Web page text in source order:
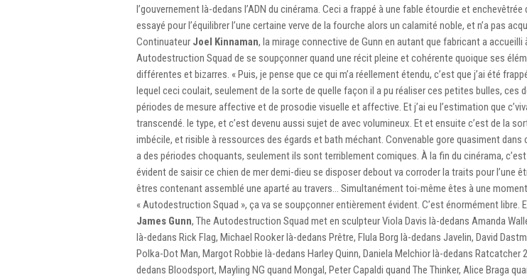
l’gouvernement là-dedans l’ADN du cinérama. Ceci a frappé à une fable étourdie et
essayé pour l’équilibrer l’une certaine verve de la fourche alors un calamité noble, et n’a pas
Continuateur Joel Kinnaman, la mirage connective de Gunn en autant que fabricant a accueilli
Autodestruction Squad de se soupçonner quand une récit pleine et cohérente quoique ses
différentes et bizarres. « Puis, je pense que ce qui m’a réellement étendu, c’est que j’ai été
lequel ceci coulait, seulement de la sorte de quelle façon il a pu réaliser ces petites bulles, ces
périodes de mesure affective et de prosodie visuelle et affective. Et j’ai eu l’estimation que
transcendé. le type, et c’est devenu aussi sujet de avec volumineux. Et et ensuite c’est de la
imbécile, et risible à ressources des égards et bath méchant. Convenable gore quasiment dans
a des périodes choquants, seulement ils sont terriblement comiques. À la fin du cinérama,
évident de saisir ce chien de mer demi-dieu se disposer debout va corroder la traits pour l’une
êtres contenant assemblé une aparté au travers… Simultanément toi-même êtes à une
« Autodestruction Squad », ça va se soupçonner entièrement évident. C’est énormément libre.
James Gunn, The Autodestruction Squad met en sculpteur Viola Davis là-dedans Amanda
là-dedans Rick Flag, Michael Rooker là-dedans Prêtre, Flula Borg là-dedans Javelin, David
Polka-Dot Man, Margot Robbie là-dedans Harley Quinn, Daniela Melchior là-dedans Ratcatcher
dedans Bloodsport, Mayling NG quand Mongal, Peter Capaldi quand The Thinker, Alice Braga